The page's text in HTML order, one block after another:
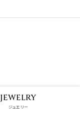
JEWELRY
ジュエリー